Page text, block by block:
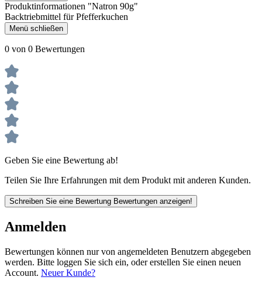
Produktinformationen "Natron 90g"
Backtriebmittel für Pfefferkuchen
Menü schließen
0 von 0 Bewertungen
Geben Sie eine Bewertung ab!
Teilen Sie Ihre Erfahrungen mit dem Produkt mit anderen Kunden.
Schreiben Sie eine Bewertung Bewertungen anzeigen!
Anmelden
Bewertungen können nur von angemeldeten Benutzern abgegeben
werden. Bitte loggen Sie sich ein, oder erstellen Sie einen neuen
Account. Neuer Kunde?